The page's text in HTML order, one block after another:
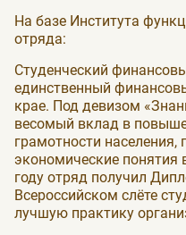
На базе Института
отряда:
Студенческий
единственный
крае. Под девизом
весомый вклад в
грамотности
экономические понятия
году отряд получил
Всероссийском слёте
лучшую практику